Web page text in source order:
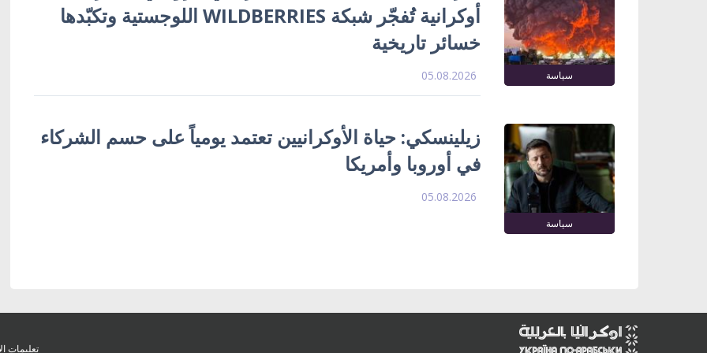
سياسة
أوكرانية تُفجّر شبكة WILDBERRIES اللوجستية وتكبّدها
خسائر تاريخية
05.08.2026
سياسة
زيلينسكي: حياة الأوكرانيين تعتمد يومياً على حسم الشركاء
في أوروبا وأمريكا
05.08.2026
تعليمات